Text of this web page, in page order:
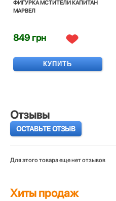
ФИГУРКА МСТИТЕЛИ КАПИТАН
МАРВЕЛ
849 грн
КУПИТЬ
Отзывы
ОСТАВЬТЕ ОТЗЫВ
Для этого товара еще нет отзывов
Хиты продаж